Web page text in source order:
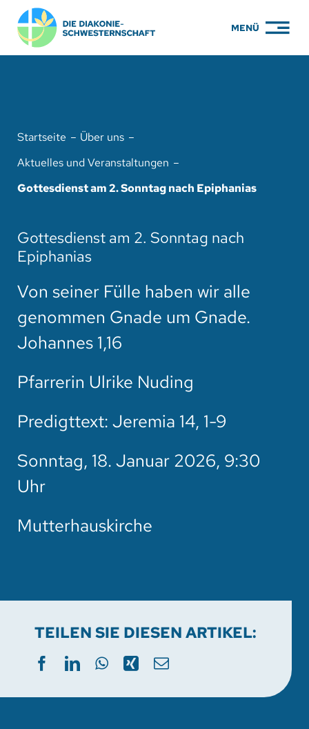
Zum
Inhalt
springen
MENÜ
KARRIERE
ENGAGEMENT
SERVICE
HOTEL
SPENDEN
SUCHE
Startseite
Über uns
Aktuelles und Veranstaltungen
Gottesdienst am 2. Sonntag nach Epiphanias
Gottesdienst am 2. Sonntag nach
Epiphanias
Von seiner Fülle haben wir alle
genommen Gnade um Gnade.
Johannes 1,16
Pfarrerin Ulrike Nuding
Predigttext: Jeremia 14, 1-9
Sonntag, 18. Januar 2026, 9:30
Uhr
Mutterhauskirche
TEILEN SIE DIESEN ARTIKEL: